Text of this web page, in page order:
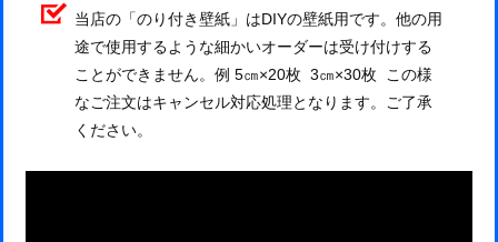
当店の「のり付き壁紙」はDIYの壁紙用です。他の用
途で使用するような細かいオーダーは受け付けする
ことができません。例 5㎝×20枚 3㎝×30枚 この様
なご注文はキャンセル対応処理となります。ご了承
ください。